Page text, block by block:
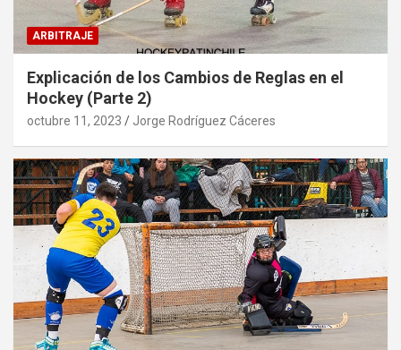
ARBITRAJE
Explicación de los Cambios de Reglas en el
Hockey (Parte 2)
octubre 11, 2023 Jorge Rodríguez Cáceres